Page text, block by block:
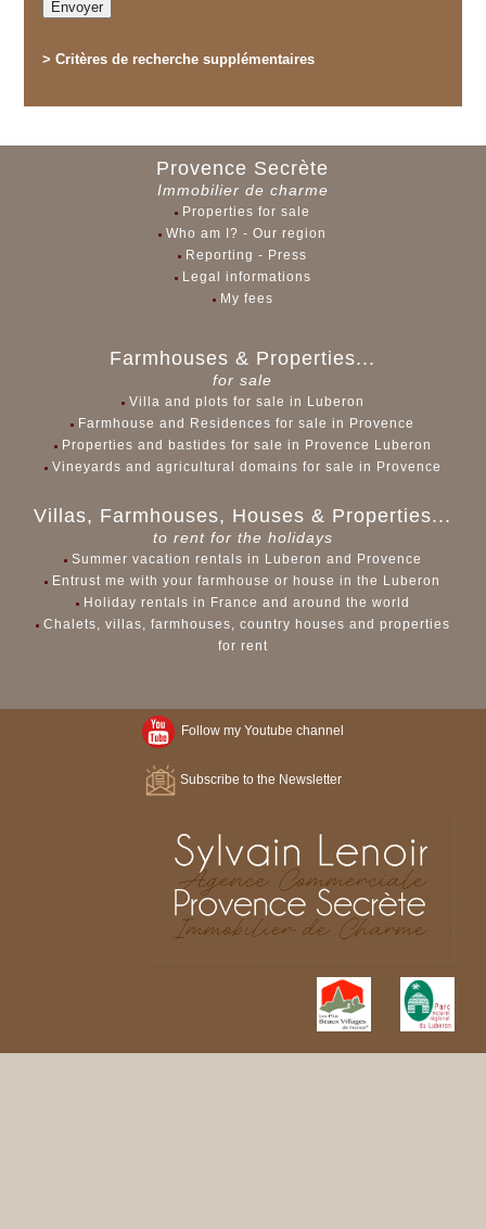
>Critères de recherche supplémentaires
Provence Secrète
Immobilier de charme
Properties for sale
Who am I? - Our region
Reporting - Press
Legal informations
My fees
Farmhouses & Properties...
for sale
Villa and plots for sale in Luberon
Farmhouse and Residences for sale in Provence
Properties and bastides for sale in Provence Luberon
Vineyards and agricultural domains for sale in Provence
Villas, Farmhouses, Houses & Properties...
to rent for the holidays
Summer vacation rentals in Luberon and Provence
Entrust me with your farmhouse or house in the Luberon
Holiday rentals in France and around the world
Chalets, villas, farmhouses, country houses and properties
for rent
Follow my Youtube channel
Subscribe to the Newsletter